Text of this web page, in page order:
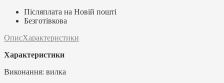
Післяплата на Новій пошті
Безготівкова
ОписХарактеристики
Характеристики
Виконання: вилка